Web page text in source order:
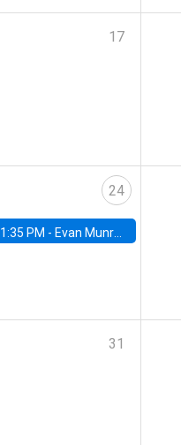
17
24
1:35 PM - Evan Munro, Neyman Visiting Assistant Professor in the Department of Statistics at UC Berkeley
31